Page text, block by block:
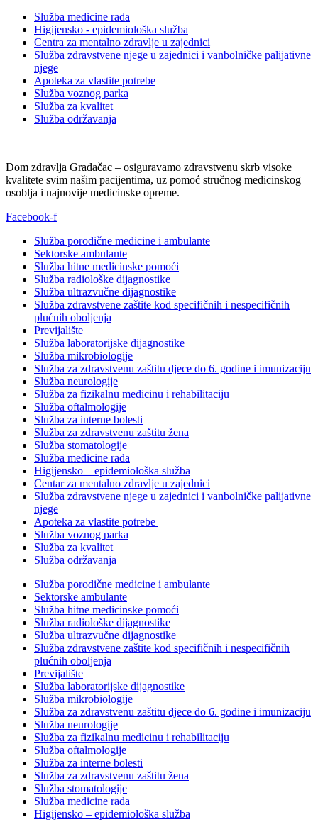
Služba medicine rada
Higijensko - epidemiološka služba
Centra za mentalno zdravlje u zajednici
Služba zdravstvene njege u zajednici i vanbolničke palijativne
njege
Apoteka za vlastite potrebe
Služba voznog parka
Služba za kvalitet
Služba održavanja
Dom zdravlja Gradačac – osiguravamo zdravstvenu skrb visoke
kvalitete svim našim pacijentima, uz pomoć stručnog medicinskog
osoblja i najnovije medicinske opreme.
Facebook-f
Služba porodične medicine i ambulante
Sektorske ambulante
Služba hitne medicinske pomoći
Služba radiološke dijagnostike
Služba ultrazvučne dijagnostike
Služba zdravstvene zaštite kod specifičnih i nespecifičnih
plućnih oboljenja
Previjalište
Služba laboratorijske dijagnostike
Služba mikrobiologije
Služba za zdravstvenu zaštitu djece do 6. godine i imunizaciju
Služba neurologije
Služba za fizikalnu medicinu i rehabilitaciju
Služba oftalmologije
Služba za interne bolesti
Služba za zdravstvenu zaštitu žena
Služba stomatologije
Služba medicine rada
Higijensko – epidemiološka služba
Centar za mentalno zdravlje u zajednici
Služba zdravstvene njege u zajednici i vanbolničke palijativne
njege
Apoteka za vlastite potrebe
Služba voznog parka
Služba za kvalitet
Služba održavanja
Služba porodične medicine i ambulante
Sektorske ambulante
Služba hitne medicinske pomoći
Služba radiološke dijagnostike
Služba ultrazvučne dijagnostike
Služba zdravstvene zaštite kod specifičnih i nespecifičnih
plućnih oboljenja
Previjalište
Služba laboratorijske dijagnostike
Služba mikrobiologije
Služba za zdravstvenu zaštitu djece do 6. godine i imunizaciju
Služba neurologije
Služba za fizikalnu medicinu i rehabilitaciju
Služba oftalmologije
Služba za interne bolesti
Služba za zdravstvenu zaštitu žena
Služba stomatologije
Služba medicine rada
Higijensko – epidemiološka služba